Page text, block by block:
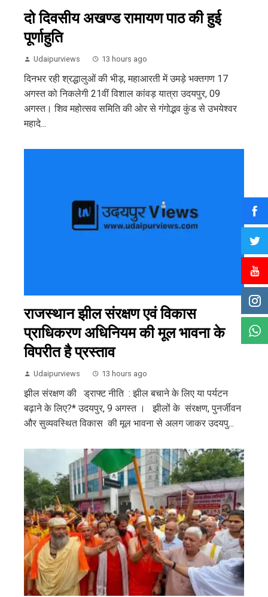
दो दिवसीय अखण्ड रामायण पाठ की हुई
पूर्णाहुति
Udaipurviews 13 hours ago
दिनभर रही श्रद्धालुओं की भीड़, महाआरती में उमड़े भक्तगण 17
अगस्त को निकलेगी 21वीं विशाल कांवड़ यात्रा उदयपुर, 09
अगस्त। शिव महोत्सव समिति की ओर से गंगोद्भव कुंड से उभयेश्वर
महादे...
राजस्थान झील संरक्षण एवं विकास
प्राधिकरण अधिनियम की मूल भावना के
विपरीत है प्रस्ताव
Udaipurviews 13 hours ago
झील संरक्षण की ड्राफ्ट नीति : झील बचाने के लिए या पर्यटन
बढ़ाने के लिए?* उदयपुर, 9 अगस्त । झीलों के संरक्षण, पुनर्जीवन
और सुव्यवस्थित विकास की मूल भावना से अलग जाकर उदयपु...